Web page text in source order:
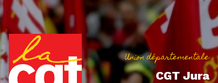
Union départementale
CGT Jura